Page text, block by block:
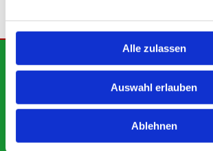
Alle zulassen
Auswahl erlauben
Ablehnen
Fiedler Dachdeckerbetrieb
Weseraue 14
05531 - 13 422
+4955314133
 info@fiedler-